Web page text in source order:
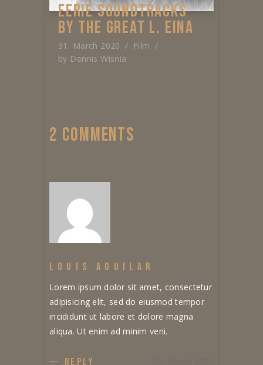
EERIE SOUNDTRACKS
BY THE GREAT L. EINA
31. March 2020
Film
by Dennis Wisnia
2 COMMENTS
LOUIS AGUILAR
Lorem ipsum dolor sit amet, consectetur
adipisicing elit, sed do eiusmod tempor
incididunt ut labore et dolore magna
aliqua. Ut enim ad minim veni.
REPLY